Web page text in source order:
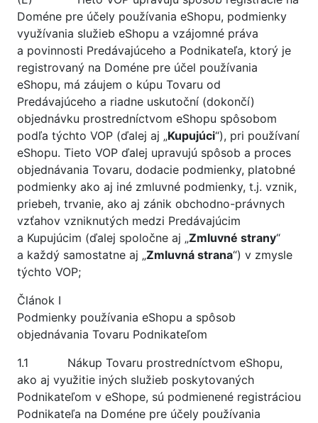
Doméne pre účely používania eShopu, podmienky
využívania služieb eShopu a vzájomné práva
a povinnosti Predávajúceho a Podnikateľa, ktorý je
registrovaný na Doméne pre účel používania
eShopu, má záujem o kúpu Tovaru od
Predávajúceho a riadne uskutoční (dokončí)
objednávku prostredníctvom eShopu spôsobom
podľa týchto VOP (ďalej aj „Kupujúci“), pri používaní
eShopu. Tieto VOP ďalej upravujú spôsob a proces
objednávania Tovaru, dodacie podmienky, platobné
podmienky ako aj iné zmluvné podmienky, t.j. vznik,
priebeh, trvanie, ako aj zánik obchodno-právnych
vzťahov vzniknutých medzi Predávajúcim
a Kupujúcim (ďalej spoločne aj „Zmluvné strany“
a každý samostatne aj „Zmluvná strana“) v zmysle
týchto VOP;
Článok I
Podmienky používania eShopu a spôsob
objednávania Tovaru Podnikateľom
1.1 Nákup Tovaru prostredníctvom eShopu,
ako aj využitie iných služieb poskytovaných
Podnikateľom v eShope, sú podmienené registráciou
Podnikateľa na Doméne pre účely používania